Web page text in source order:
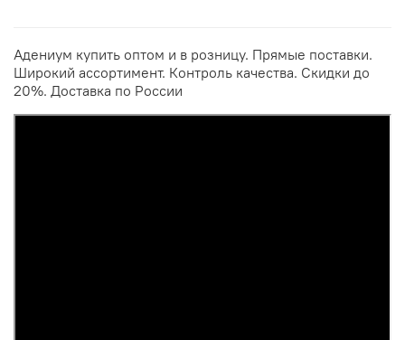
Адениум купить оптом и в розницу. Прямые поставки.
Широкий ассортимент. Контроль качества. Скидки до
20%. Доставка по России